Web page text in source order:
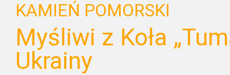
KAMIEŃ POMORSKI
Myśliwi z Koła
Ukrainy